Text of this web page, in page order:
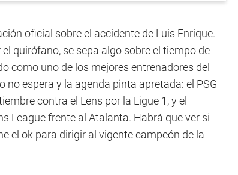
oficial sobre el accidente de Luis Enrique.
quirófano, se sepa algo sobre el tiempo de
como uno de los mejores entrenadores del
no espera y la agenda pinta apretada: el PSG
contra el Lens por la Ligue 1, y el
League frente al Atalanta. Habrá que ver si
el ok para dirigir al vigente campeón de la